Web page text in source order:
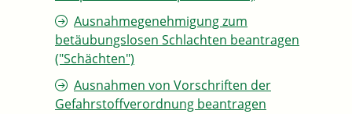
Ausnahmegenehmigung zum
betäubungslosen Schlachten beantragen
("Schächten")
Ausnahmen von Vorschriften der
Gefahrstoffverordnung beantragen